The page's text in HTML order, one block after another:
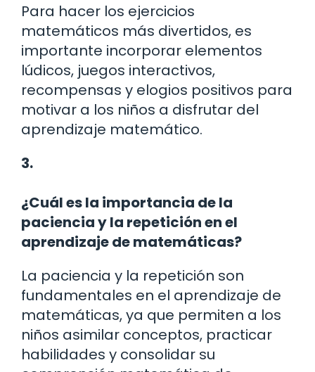
Para hacer los ejercicios
matemáticos más divertidos, es
importante incorporar elementos
lúdicos, juegos interactivos,
recompensas y elogios positivos para
motivar a los niños a disfrutar del
aprendizaje matemático.
3.
¿Cuál es la importancia de la
paciencia y la repetición en el
aprendizaje de matemáticas?
La paciencia y la repetición son
fundamentales en el aprendizaje de
matemáticas, ya que permiten a los
niños asimilar conceptos, practicar
habilidades y consolidar su